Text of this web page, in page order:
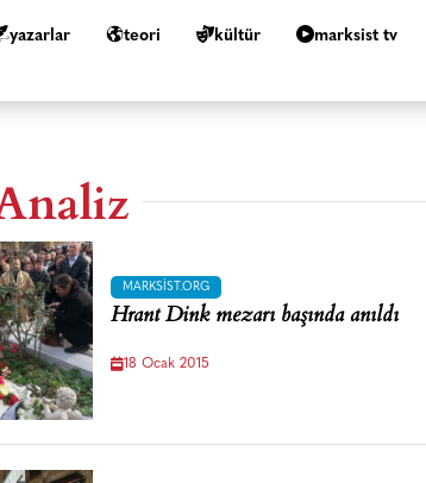
yazarlar teori kültür marksist tv
MARKSIST.ORG
Hrant Dink mezarı başında anıldı
18 Ocak 2015